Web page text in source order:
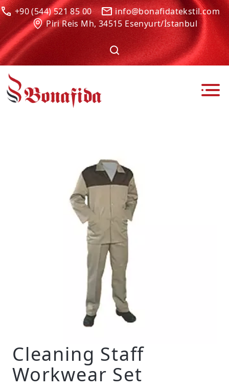
+90 (544) 521 85 00
info@bonafidatekstil.com
Piri Reis Mh, 34515 Esenyurt/İstanbul
Cleaning Staff
Workwear Set